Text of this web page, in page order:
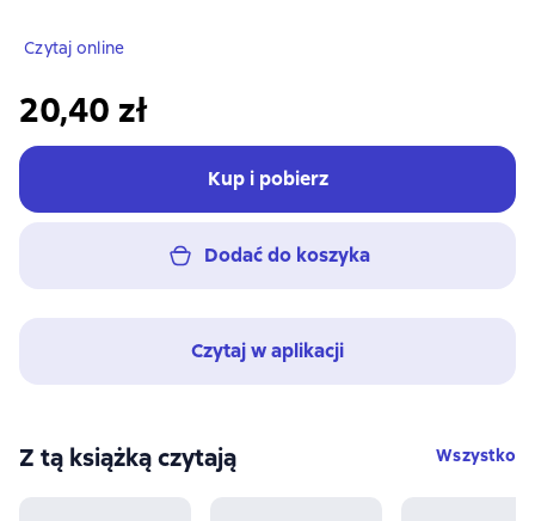
Czytaj online
20,40 zł
Kup i pobierz
Dodać do koszyka
Czytaj w aplikacji
Z tą książką czytają Wszystko